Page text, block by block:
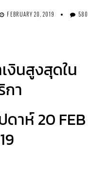
FEBRUARY 20, 2019
580
งินสูงสุดใน
กา
ดาห์ 20 FEB